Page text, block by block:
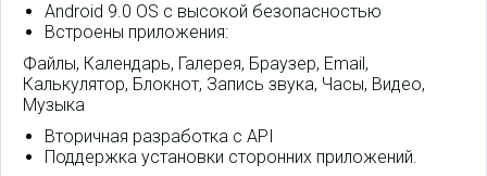
Android 9.0 OS с высокой безопасностью
Встроены приложения:
Файлы, Календарь, Галерея, Браузер, Email,
Калькулятор, Блокнот, Запись звука, Часы, Видео,
Музыка
Вторичная разработка с API
Поддержка установки сторонних приложений.